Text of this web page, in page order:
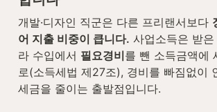
개발·디자인 직군은 다른 프리랜서보다
어 지출 비중이 큽니다. 사업소득은 받
라 수입에서 필요경비를 뺀 소득금액에
로(소득세법 제27조), 경비를 빠짐없이
세금을 줄이는 출발점입니다.